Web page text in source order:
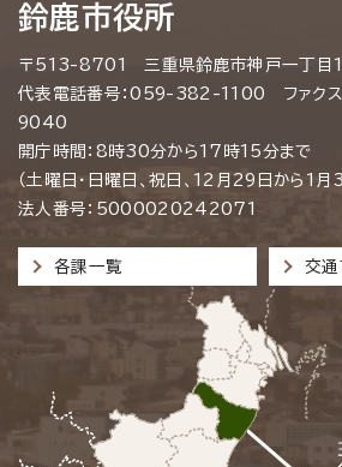
鈴鹿市役所
〒513-8701 三重県鈴鹿市神戸一丁目
代表電話番号：059-382-1100 ファク
9040
開庁時間：8時30分から17時15分まで
（土曜日・日曜日、祝日、12月29日から1月
法人番号：5000020242071
各課一覧 交通